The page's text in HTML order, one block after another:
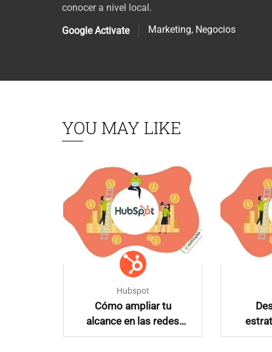
conocer a nivel local.
Google Activate
Marketing, Negocios
YOU MAY LIKE
Hubspot
Cómo ampliar tu
alcance en las redes
sociales